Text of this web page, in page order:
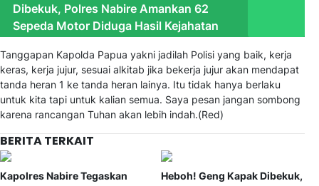
Dibekuk, Polres Nabire Amankan 62
Sepeda Motor Diduga Hasil Kejahatan
Tanggapan Kapolda Papua yakni jadilah Polisi yang baik, kerja
keras, kerja jujur, sesuai alkitab jika bekerja jujur akan mendapat
tanda heran 1 ke tanda heran lainya. Itu tidak hanya berlaku
untuk kita tapi untuk kalian semua. Saya pesan jangan sombong
karena rancangan Tuhan akan lebih indah.(Red)
BERITA TERKAIT
Kapolres Nabire Tegaskan
Heboh! Geng Kapak Dibekuk,